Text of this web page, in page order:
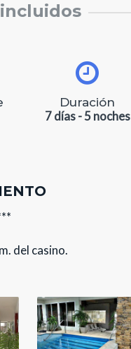
Duración
7 días - 5 noches
del casino.